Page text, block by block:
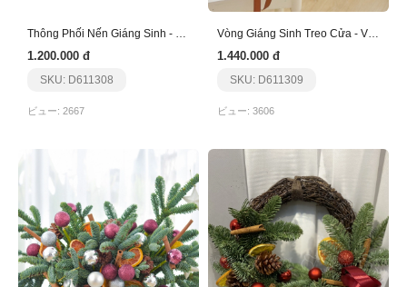
Thông Phối Nến Giáng Sinh - Nến Trắng - Thông Nâu
1.200.000 đ
SKU: D611308
ビュー: 2667
Vòng Giáng Sinh Treo Cửa - Vàng Nâu
1.440.000 đ
SKU: D611309
ビュー: 3606